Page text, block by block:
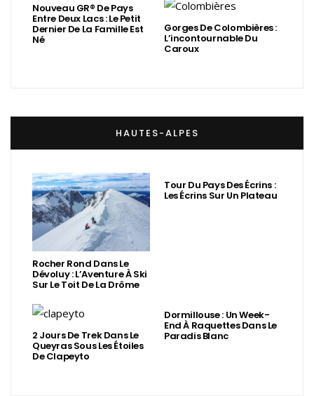
Nouveau GR® De Pays
Entre Deux Lacs : Le Petit
Dernier De La Famille Est
Né
Gorges De Colombières :
L’incontournable Du
Caroux
HAUTES-ALPES
Rocher Rond Dans Le
Dévoluy : L’Aventure À Ski
Sur Le Toit De La Drôme
Tour Du Pays Des Écrins :
Les Écrins Sur Un Plateau
2 Jours De Trek Dans Le
Queyras Sous Les Étoiles
De Clapeyto
Dormillouse : Un Week-
End À Raquettes Dans Le
Paradis Blanc